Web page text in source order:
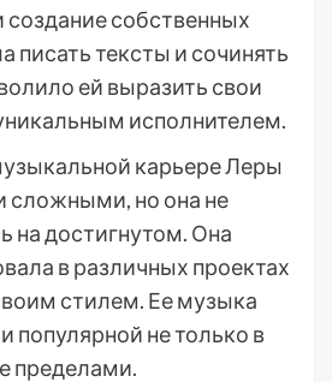
создание собственных
писать тексты и сочинять
ей выразить свои
исполнителем.
карьере Леры
сложными, но она не
на достигнутом. Она
в различных проектах
стилем. Ее музыка
популярной не только в
пределами.